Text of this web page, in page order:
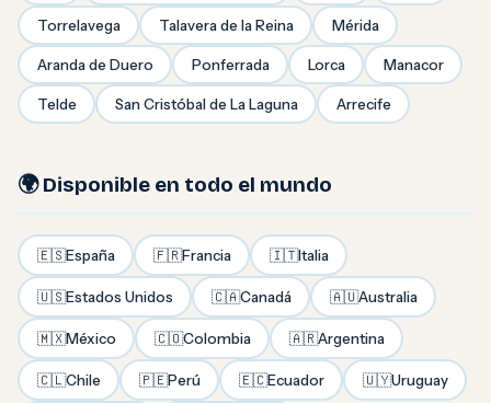
Torrelavega Talavera de la Reina Mérida
Aranda de Duero Ponferrada Lorca Manacor
Telde San Cristóbal de La Laguna Arrecife
🌍 Disponible en todo el mundo
🇪🇸España 🇫🇷Francia 🇮🇹Italia
🇺🇸Estados Unidos 🇨🇦Canadá 🇦🇺Australia
🇲🇽México 🇨🇴Colombia 🇦🇷Argentina
🇨🇱Chile 🇵🇪Perú 🇪🇨Ecuador 🇺🇾Uruguay